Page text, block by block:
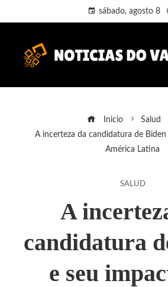
sábado, agosto 8
Inicio
Salud
A incerteza da candidatura de
América Latina
SALUD
A
candidatura
e seu